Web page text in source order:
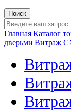
Главная Каталог
дверьми Витраж